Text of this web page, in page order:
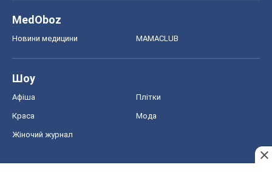
MedOboz
Новини медицини MAMACLUB
Шоу
Афіша Плітки
Краса Мода
Жіночий журнал